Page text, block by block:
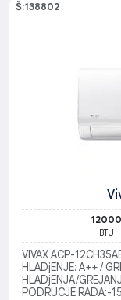
Š:138802
12000
BTU
VIVAX ACP-
HLADjENJE: A++ /
HLADjENJA/
PODRUCJE RADA:-